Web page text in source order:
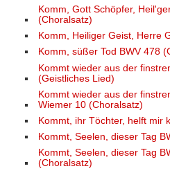
Komm, Gott Schöpfer,
(Choralsatz)
Komm, Heiliger Geist, Herre
Komm, süßer Tod BWV 478
Kommt wieder aus der
(Geistliches Lied)
Kommt wieder aus der
Wiemer 10 (Choralsatz)
Kommt, ihr Töchter, helft mir
Kommt, Seelen, dieser Tag
Kommt, Seelen, dieser Tag
(Choralsatz)